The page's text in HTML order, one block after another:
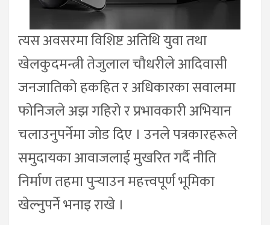
त्यस अवसरमा विशिष्ट अतिथि युवा तथा
खेलकुदमन्त्री तेजुलाल चौधरीले आदिवासी
जनजातिको हकहित र अधिकारका सवालमा
फोनिजले अझ गहिरो र प्रभावकारी अभियान
चलाउनुपर्नेमा जोड दिए । उनले पत्रकारहरूले
समुदायका आवाजलाई मुखरित गर्दै नीति
निर्माण तहमा पुर्‍याउन महत्त्वपूर्ण भूमिका
खेल्नुपर्ने भनाइ राखे ।